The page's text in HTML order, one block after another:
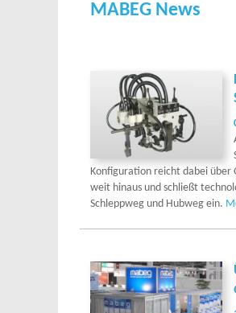
MABEG News
Konfiguration reicht dabei über
weit hinaus und schließt
Schleppweg und Hubweg ein.